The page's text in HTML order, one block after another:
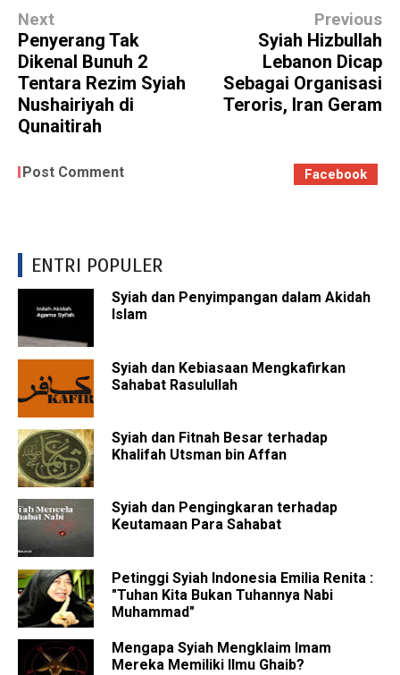
Next
Penyerang Tak
Dikenal Bunuh 2
Tentara Rezim Syiah
Nushairiyah di
Qunaitirah
Previous
Syiah Hizbullah
Lebanon Dicap
Sebagai Organisasi
Teroris, Iran Geram
Post Comment Facebook
ENTRI POPULER
Syiah dan Penyimpangan dalam Akidah
Islam
Syiah dan Kebiasaan Mengkafirkan
Sahabat Rasulullah
Syiah dan Fitnah Besar terhadap
Khalifah Utsman bin Affan
Syiah dan Pengingkaran terhadap
Keutamaan Para Sahabat
Petinggi Syiah Indonesia Emilia Renita :
"Tuhan Kita Bukan Tuhannya Nabi
Muhammad"
Mengapa Syiah Mengklaim Imam
Mereka Memiliki Ilmu Ghaib?